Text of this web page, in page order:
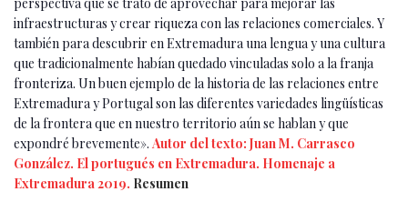
infraestructuras y crear riqueza con las relaciones comerciales. Y
también para descubrir en Extremadura una lengua y una cultura
que tradicionalmente habían quedado vinculadas solo a la franja
fronteriza. Un buen ejemplo de la historia de las relaciones entre
Extremadura y Portugal son las diferentes variedades lingüísticas
de la frontera que en nuestro territorio aún se hablan y que
expondré brevemente». Autor del texto: Juan M. Carrasco
González. El portugués en Extremadura. Homenaje a
Extremadura 2019. Resumen